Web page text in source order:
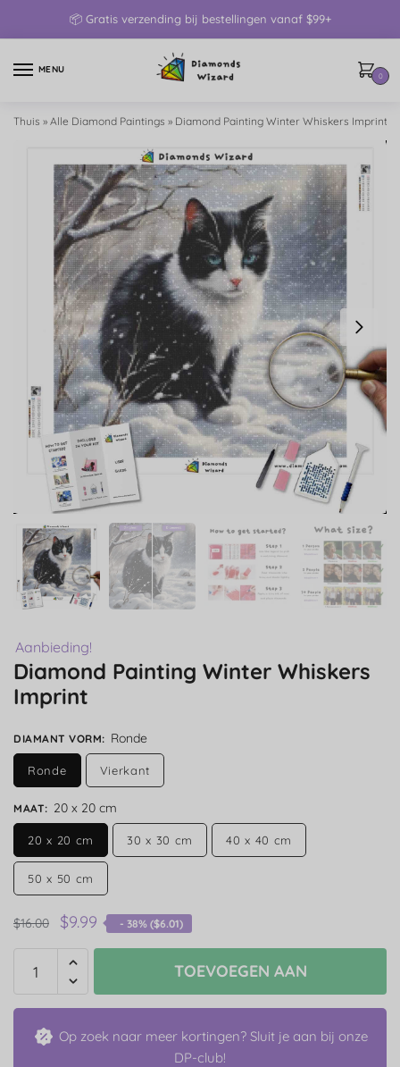
📦 Gratis verzending bij bestellingen vanaf $99+
MENU
0
Thuis » Alle Diamond Paintings » Diamond Painting Winter Whiskers Imprint
Aanbieding!
Diamond Painting Winter Whiskers
Imprint
DIAMANT VORM: Ronde
Ronde Vierkant
MAAT: 20 x 20 cm
20 x 20 cm 30 x 30 cm 40 x 40 cm
50 x 50 cm
$16.00 $9.99 - 38% ($6.01)
TOEVOEGEN AAN
Op zoek naar meer kortingen? Sluit je aan bij onze
DP-club!